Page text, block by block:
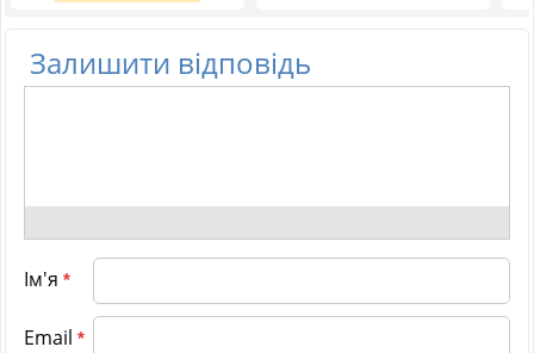
Залишити відповідь
Ім'я *
Email *